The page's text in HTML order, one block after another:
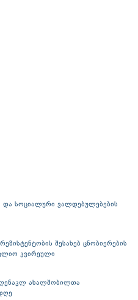
და სოციალური ვალდებულებების
შესახებ ცნობიერების
კვირეული
ახალშობილთა